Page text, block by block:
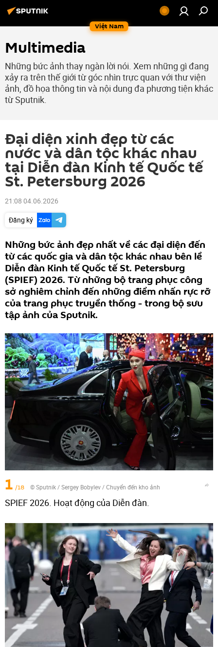
Việt Nam
Multimedia
Những bức ảnh thay ngàn lời nói. Xem những gì đang
xảy ra trên thế giới từ góc nhìn trực quan với thư viện
ảnh, đồ họa thông tin và nội dung đa phương tiện khác
từ Sputnik.
Đại diện xinh đẹp từ các
nước và dân tộc khác nhau
tại Diễn đàn Kinh tế Quốc tế
St. Petersburg 2026
21:08 04.06.2026
Đăng ký
Những bức ảnh đẹp nhất về các đại diện đến
từ các quốc gia và dân tộc khác nhau bên lề
Diễn đàn Kinh tế Quốc tế St. Petersburg
(SPIEF) 2026. Từ những bộ trang phục công
sở nghiêm chỉnh đến những điểm nhấn rực rỡ
của trang phục truyền thống - trong bộ sưu
tập ảnh của Sputnik.
1 /18 © Sputnik / Sergey Bobylev/Chuyển đến kho ảnh
SPIEF 2026. Hoạt động của Diễn đàn.